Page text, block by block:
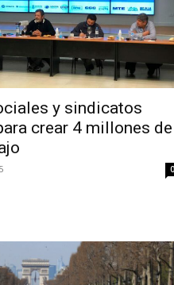
y sindicatos
crear 4 millones de
0